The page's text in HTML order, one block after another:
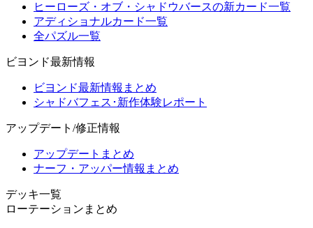
ヒーローズ・オブ・シャドウバースの新カード一覧
アディショナルカード一覧
全パズル一覧
ビヨンド最新情報
ビヨンド最新情報まとめ
シャドバフェス･新作体験レポート
アップデート/修正情報
アップデートまとめ
ナーフ・アッパー情報まとめ
デッキ一覧
ローテーションまとめ